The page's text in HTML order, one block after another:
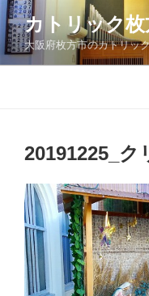
コ
ン
テ
ン
カトリック枚
大阪府枚方市のカトリッ
20191225_ク